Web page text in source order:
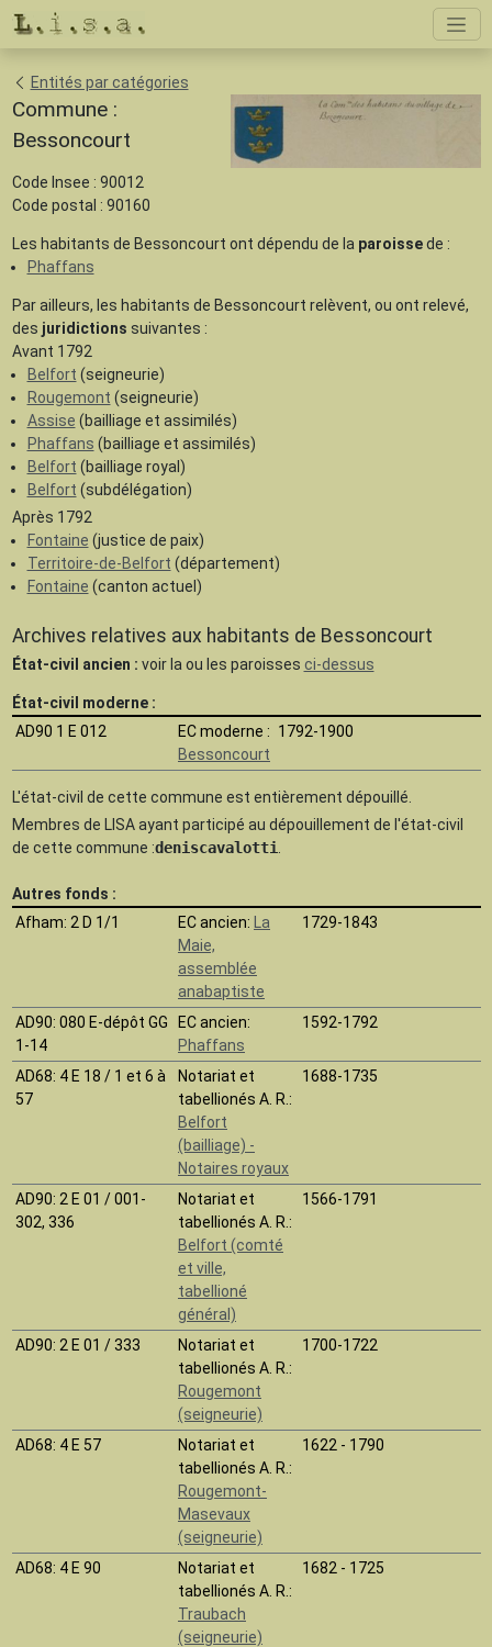
Entités par catégories
Commune :
Bessoncourt
Code Insee : 90012
Code postal : 90160
Les habitants de Bessoncourt ont dépendu de la paroissede :
Phaffans
Par ailleurs, les habitants de Bessoncourt relèvent, ou ont relevé,
des juridictions suivantes :
Avant 1792
Belfort (seigneurie)
Rougemont (seigneurie)
Assise (bailliage et assimilés)
Phaffans (bailliage et assimilés)
Belfort (bailliage royal)
Belfort (subdélégation)
Après 1792
Fontaine (justice de paix)
Territoire-de-Belfort (département)
Fontaine (canton actuel)
Archives relatives aux habitants de Bessoncourt
État-civil ancien : voir la ou les paroisses ci-dessus
État-civil moderne :
AD90 1 E 012
EC moderne :
Bessoncourt
1792-1900
L'état-civil de cette commune est entièrement dépouillé.
Membres de LISA ayant participé au dépouillement de l'état-civil
de cette commune :deniscavalotti
Autres fonds :
Afham: 2 D 1/1 EC ancien: La
Maie,
assemblée
anabaptiste
1729-1843
AD90: 080 E-dépôt GG
1-14
EC ancien:
Phaffans
1592-1792
AD68: 4 E 18 / 1 et 6 à
57
Notariat et
tabellionés A. R.:
Belfort
(bailliage) -
Notaires royaux
1688-1735
AD90: 2 E 01 / 001-
302, 336
Notariat et
tabellionés A. R.:
Belfort (comté
et ville,
tabellioné
général)
1566-1791
AD90: 2 E 01 / 333
Notariat et
tabellionés A. R.:
Rougemont
(seigneurie)
1700-1722
AD68: 4 E 57
Notariat et
tabellionés A. R.:
Rougemont-
Masevaux
(seigneurie)
1622 - 1790
AD68: 4 E 90
Notariat et
tabellionés A. R.:
Traubach
(seigneurie)
1682 - 1725